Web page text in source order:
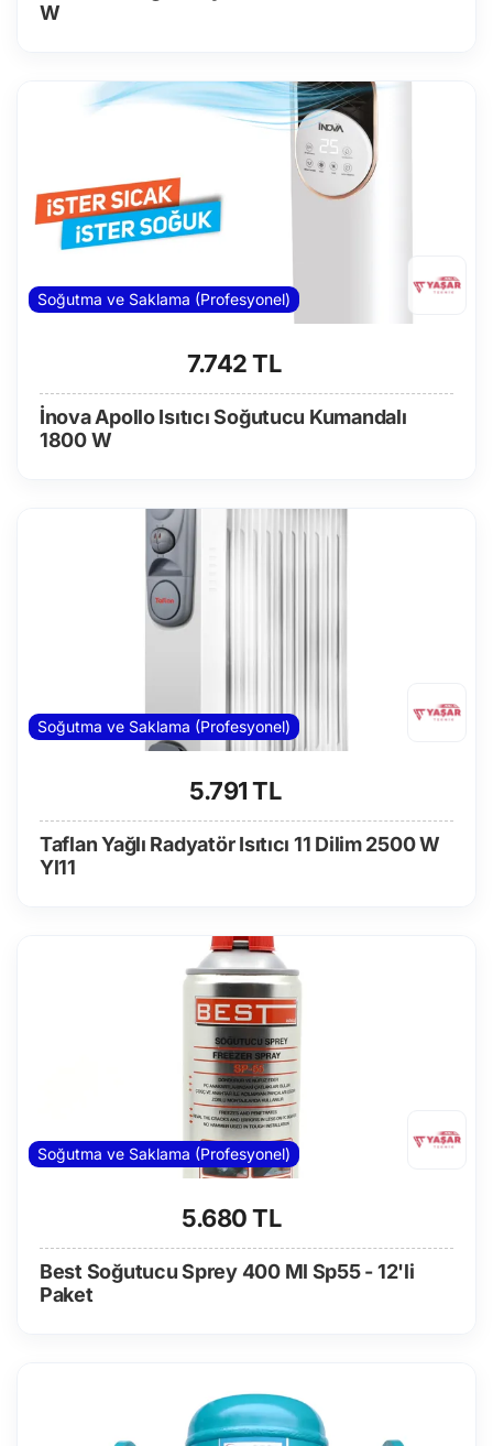
W
Soğutma ve Saklama (Profesyonel)
7.742 TL
İnova Apollo Isıtıcı Soğutucu Kumandalı
1800 W
Soğutma ve Saklama (Profesyonel)
5.791 TL
Taflan Yağlı Radyatör Isıtıcı 11 Dilim 2500 W
Yl11
Soğutma ve Saklama (Profesyonel)
5.680 TL
Best Soğutucu Sprey 400 Ml Sp55 - 12'li
Paket